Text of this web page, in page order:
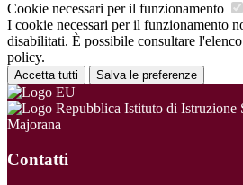
Cookie necessari per il funzionamento
I cookie necessari per il funzionamento
disabilitati. È possibile consultare
policy.
Accetta tutti Salva le preferenze
Istituto di Istruzione
Majorana
Contatti